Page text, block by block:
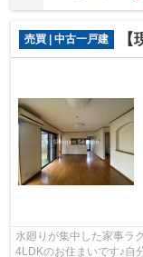
売買 | 中古一戸建 【
水廻りが集中した家事ラ
4LDKのお住まいです♪自